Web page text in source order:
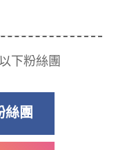
下粉絲團
絲團